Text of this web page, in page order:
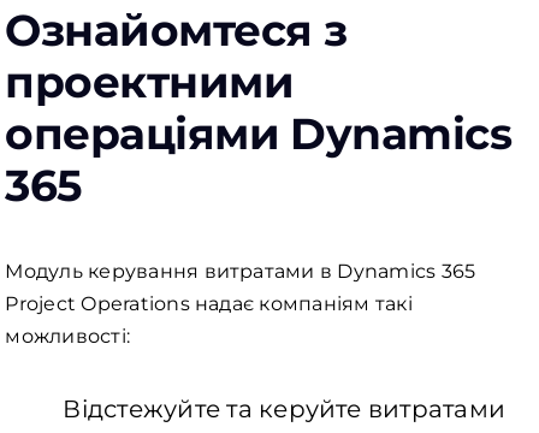
Ознайомтеся з
проектними
операціями Dynamics
365
Модуль керування витратами в Dynamics 365
Project Operations надає компаніям такі
можливості:
Відстежуйте та керуйте витратами